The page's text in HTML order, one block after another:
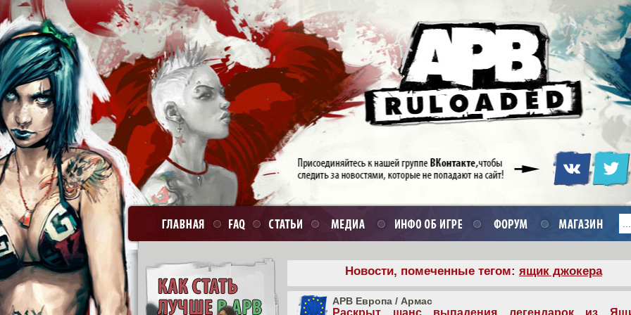
Новости, помеченные тегом: ящик джокера
APB Европа / Армас
Раскрыт шанс выпадения легендарок из